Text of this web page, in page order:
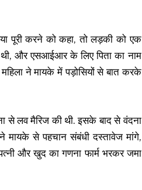
करने को कहा, तो लड़की को एक
थी, और एसआईआर के लिए पिता का नाम
ने मायके में पड़ोसियों से बात करके
से लव मैरिज की थी. इसके बाद से वंदना
मायके से पहचान संबंधी दस्तावेज मांगे,
और खुद का गणना फार्म भरकर जमा